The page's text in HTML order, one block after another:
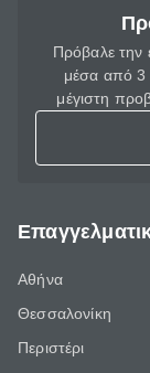
Πρόβαλε την
μέσα από 3
μέγιστη
Αθήνα
Θεσσαλονίκη
Περιστέρι